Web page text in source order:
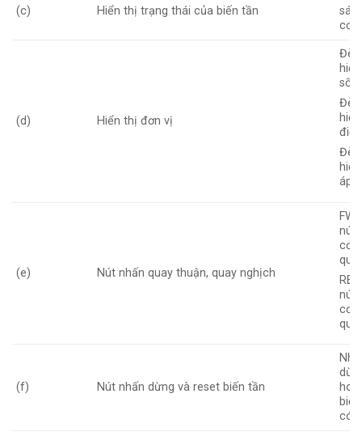
(c) Hiển thị trạng thái của biến tần
cơ
(d) Hiển thị đơn vị
Đèn
số
Đèn
điện
Đèn
áp
(e) Nút nhấn quay thuận, quay nghịch
nút
cơ
nút
cơ
(f) Nút nhấn dừng và reset biến tần
có